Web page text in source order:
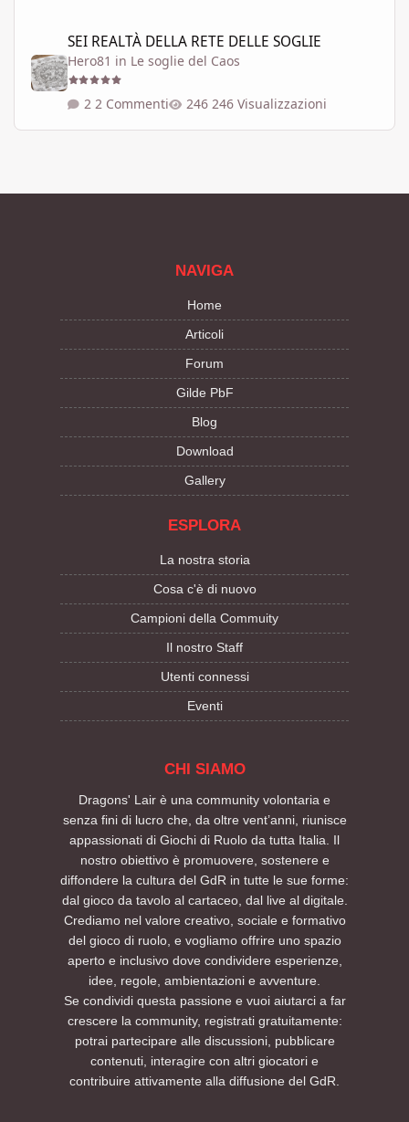
SEI REALTÀ DELLA RETE DELLE SOGLIE
Hero81 in Le soglie del Caos
2 Commenti 246 Visualizzazioni
NAVIGA
Home
Articoli
Forum
Gilde PbF
Blog
Download
Gallery
ESPLORA
La nostra storia
Cosa c'è di nuovo
Campioni della Commuity
Il nostro Staff
Utenti connessi
Eventi
CHI SIAMO
Dragons' Lair è una community volontaria e
senza fini di lucro che, da oltre vent’anni, riunisce
appassionati di Giochi di Ruolo da tutta Italia. Il
nostro obiettivo è promuovere, sostenere e
diffondere la cultura del GdR in tutte le sue forme:
dal gioco da tavolo al cartaceo, dal live al digitale.
Crediamo nel valore creativo, sociale e formativo
del gioco di ruolo, e vogliamo offrire uno spazio
aperto e inclusivo dove condividere esperienze,
idee, regole, ambientazioni e avventure.
Se condividi questa passione e vuoi aiutarci a far
crescere la community, registrati gratuitamente:
potrai partecipare alle discussioni, pubblicare
contenuti, interagire con altri giocatori e
contribuire attivamente alla diffusione del GdR.